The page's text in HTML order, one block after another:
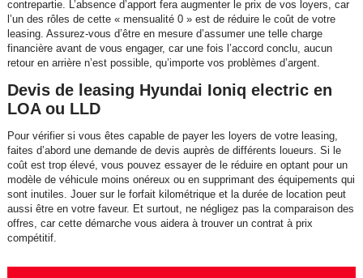
contrepartie. L’absence d’apport fera augmenter le prix de vos loyers, car
l’un des rôles de cette « mensualité 0 » est de réduire le coût de votre
leasing. Assurez-vous d’être en mesure d’assumer une telle charge
financière avant de vous engager, car une fois l’accord conclu, aucun
retour en arrière n’est possible, qu’importe vos problèmes d’argent.
Devis de leasing Hyundai Ioniq electric en
LOA ou LLD
Pour vérifier si vous êtes capable de payer les loyers de votre leasing,
faites d’abord une demande de devis auprès de différents loueurs. Si le
coût est trop élevé, vous pouvez essayer de le réduire en optant pour un
modèle de véhicule moins onéreux ou en supprimant des équipements qui
sont inutiles. Jouer sur le forfait kilométrique et la durée de location peut
aussi être en votre faveur. Et surtout, ne négligez pas la comparaison des
offres, car cette démarche vous aidera à trouver un contrat à prix
compétitif.